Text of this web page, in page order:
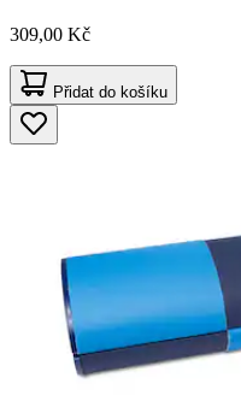
309,00 Kč
Přidat do košíku